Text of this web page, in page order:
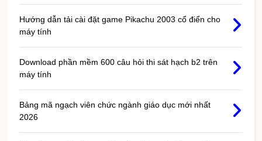
Hướng dẫn tải cài đặt game Pikachu 2003 cổ điển cho
máy tính
Download phần mềm 600 câu hỏi thi sát hạch b2 trên
máy tính
Bảng mã ngạch viên chức ngành giáo dục mới nhất
2026